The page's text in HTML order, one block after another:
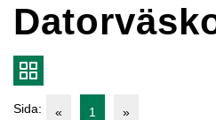
Sida: « 1 »